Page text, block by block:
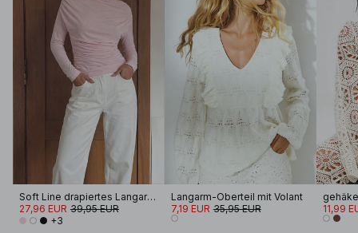
Soft Line drapiertes Langarm-Top
27,96 EUR 39,95 EUR
+3
Langarm-Oberteil mit Volant
7,19 EUR 35,95 EUR 11,99